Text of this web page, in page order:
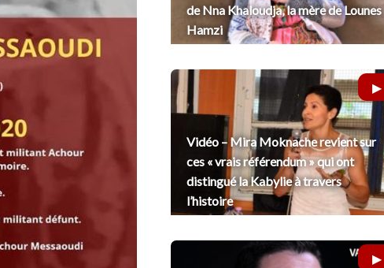
de Nna Khaloudja, la mère de Lounes
Hamzi
Vidéo – Mira Moknache revient sur
ces « vrais référendum » qui ont
distingué la Kabylie à travers
l’histoire